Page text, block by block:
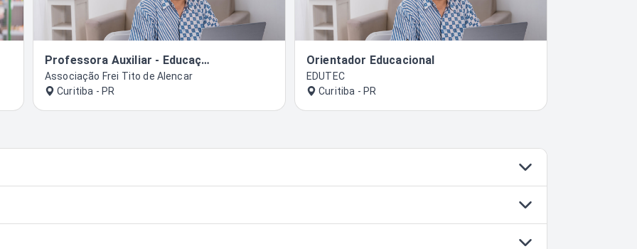
Professora Auxiliar - Educação Infantil
Associação Frei Tito de Alencar
Curitiba - PR
Orientador Educacional
EDUTEC
Curitiba - PR